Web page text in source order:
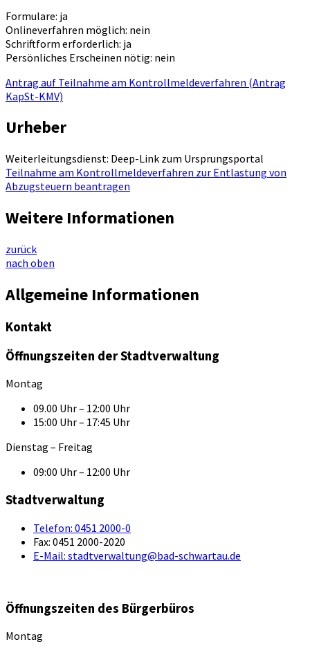
Formulare: ja
Onlineverfahren möglich: nein
Schriftform erforderlich: ja
Persönliches Erscheinen nötig: nein
Antrag auf Teilnahme am Kontrollmeldeverfahren (Antrag
KapSt-KMV)
Urheber
Weiterleitungsdienst: Deep-Link zum Ursprungsportal
Teilnahme am Kontrollmeldeverfahren zur Entlastung von
Abzugsteuern beantragen
Weitere Informationen
zurück
nach oben
Allgemeine Informationen
Kontakt
Öffnungszeiten der Stadtverwaltung
Montag
09.00 Uhr – 12:00 Uhr
15:00 Uhr – 17:45 Uhr
Dienstag – Freitag
09:00 Uhr – 12:00 Uhr
Stadtverwaltung
Telefon: 0451 2000-0
Fax: 0451 2000-2020
E-Mail: stadtverwaltung@bad-schwartau.de
Öffnungszeiten des Bürgerbüros
Montag